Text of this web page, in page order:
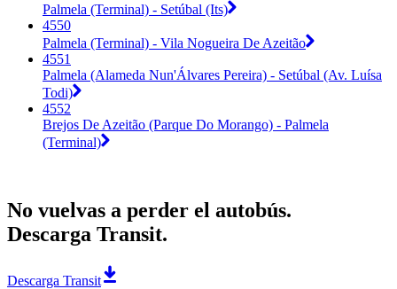
Palmela (Terminal) - Setúbal (Its)
4550
Palmela (Terminal) - Vila Nogueira De Azeitão
4551
Palmela (Alameda Nun'Álvares Pereira) - Setúbal (Av. Luísa
Todi)
4552
Brejos De Azeitão (Parque Do Morango) - Palmela
(Terminal)
No vuelvas a perder el autobús.
Descarga Transit.
Descarga Transit